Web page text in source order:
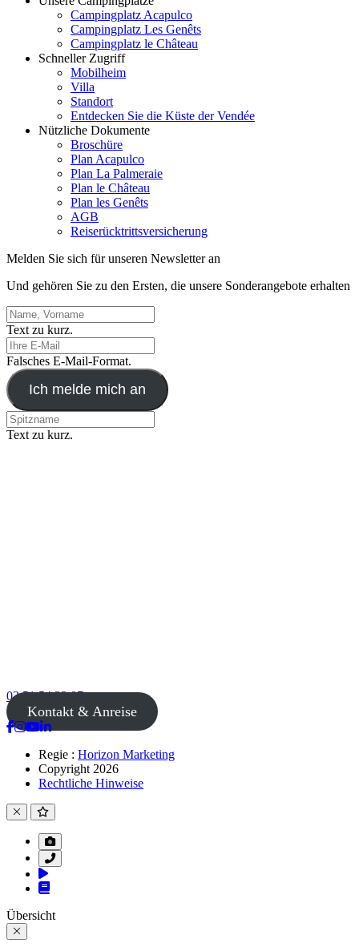
Campingplatz Acapulco
Campingplatz Les Genêts
Campingplatz le Château
Schneller Zugriff
Mobilheim
Villa
Standort
Entdecken Sie die Küste der Vendée
Nützliche Dokumente
Broschüre
Plan Acapulco
Plan La Palmeraie
Plan le Château
Plan les Genêts
AGB
Reiserücktrittsversicherung
Melden Sie sich für unseren Newsletter an
Und gehören Sie zu den Ersten, die unsere Sonderangebote erhalten
Text zu kurz.
Falsches E-Mail-Format.
Ich melde mich an
Text zu kurz.
02 51 54 33 87
Kontakt & Anreise
Regie : Horizon Marketing
Copyright 2026
Rechtliche Hinweise
Übersicht